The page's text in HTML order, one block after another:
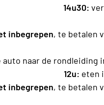
14u30:
inbegrepen, te betalen
naar de rondleiding
12u: eten
inbegrepen, te betalen